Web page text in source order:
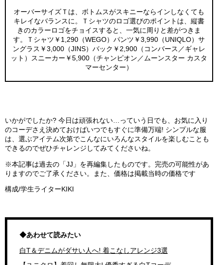
オーバーサイズＴは、ボトムスがスキニーならインしなくても
キレイなバランスに。Ｔシャツのロゴ選びのポイントは、縦書
きのカラーロゴをチョイスすると、一気に周りと差がつきま
す。Ｔシャツ￥1,290（WEGO）パンツ￥3,990（UNIQLO）サ
ングラス￥3,000（JINS）バック￥2,900（コンバース／ギャレ
ット）スニーカー￥5,900（チャンピオン／ムーンスター カスタ
マーセンター）
いかがでしたか? 今日は頑張れない…っていう日でも、お気に入り
のコーデさえ決めておけばいつでもすぐに準備万端! シンプルな服
は、選ぶアイテム次第でこんなにいろんなスタイルを楽しむことも
できるのでぜひチャレンジしてみてくださいね。
※本記事は過去の「JJ」を再編集したものです。完売の可能性があ
りますのでご了承ください。また、価格は掲載当時の価格です
構成/学生ライターKIKI
◆あわせて読みたい
白T＆デニムがダサい人へ! 着こなしアレンジ3選